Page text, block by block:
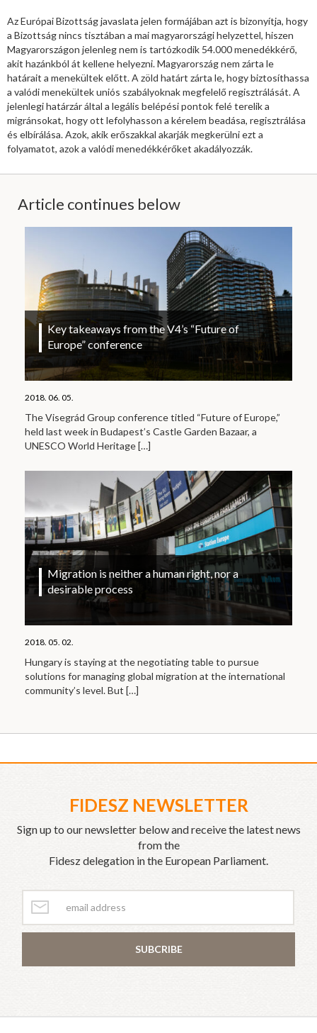
Az Európai Bizottság javaslata jelen formájában azt is bizonyítja, hogy
a Bizottság nincs tisztában a mai magyarországi helyzettel, hiszen
Magyarországon jelenleg nem is tartózkodik 54.000 menedékkérő,
akit hazánkból át kellene helyezni. Magyarország nem zárta le
határait a menekültek előtt. A zöld határt zárta le, hogy biztosíthassa
a valódi menekültek uniós szabályoknak megfelelő regisztrálását. A
jelenlegi határzár által a legális belépési pontok felé terelik a
migránsokat, hogy ott lefolyhasson a kérelem beadása, regisztrálása
és elbírálása. Azok, akik erőszakkal akarják megkerülni ezt a
folyamatot, azok a valódi menedékkérőket akadályozzák.
Article continues below
Key takeaways from the V4’s “Future of
Europe” conference
2018. 06. 05.
The Visegrád Group conference titled “Future of Europe,”
held last week in Budapest’s Castle Garden Bazaar, a
UNESCO World Heritage[…]
Migration is neither a human right, nor a
desirable process
2018. 05. 02.
Hungary is staying at the negotiating table to pursue
solutions for managing global migration at the international
community’s level. But […]
FIDESZ NEWSLETTER
Sign up to our newsletter below and receive the latest news
from the
Fidesz delegation in the European Parliament.
SUBCRIBE